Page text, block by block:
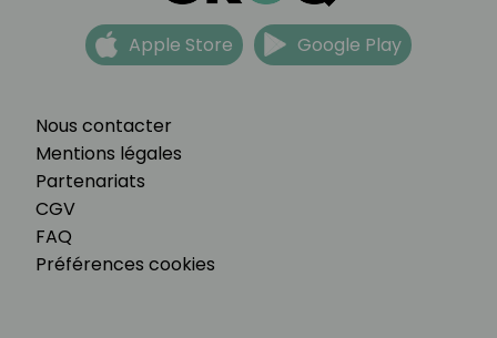
Nous contacter
Mentions légales
Partenariats
CGV
FAQ
Préférences cookies
Apple Store Google Play